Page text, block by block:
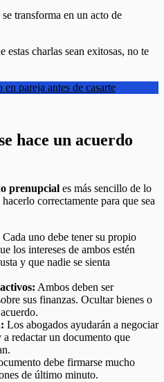
transforma en un acto de
estas charlas sean exitosas, no te
pareja antes de casarte
hace un acuerdo
prenupcial es más sencillo de lo
correctamente para que sea
Cada uno debe tener su propio
los intereses de ambos estén
y que nadie se sienta
Ambos deben ser
sus finanzas. Ocultar bienes o
Los abogados ayudarán a negociar
redactar un documento que
debe firmarse mucho
de último minuto.